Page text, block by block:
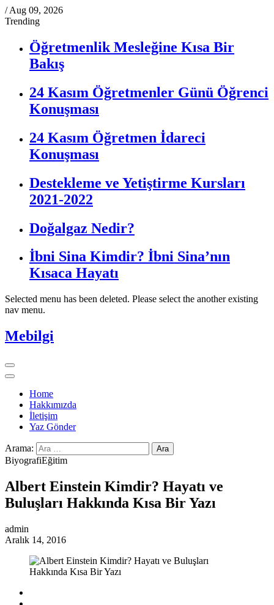
/ Aug 09, 2026
Trending
Öğretmenlik Mesleğine Kısa Bir
Bakış
24 Kasım Öğretmenler Günü Öğrenci
Konuşması
24 Kasım Öğretmen İdareci
Konuşması
Destekleme ve Yetiştirme Kursları
2021-2022
Doğalgaz Nedir?
İbni Sina Kimdir? İbni Sina’nın
Kısaca Hayatı
Selected menu has been deleted. Please select the another existing
nav menu.
Mebilgi
Home
Hakkımızda
İletişim
Yaz Gönder
Arama:
BiyografiEğitim
Albert Einstein Kimdir? Hayatı ve
Buluşları Hakkında Kısa Bir Yazı
admin
Aralık 14, 2016